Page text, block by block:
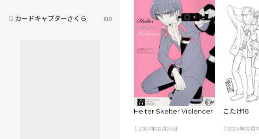
カードキャプターさくら 610
Helter Skelter Violencer
2024年02月24日
こたけ16
2024年02月